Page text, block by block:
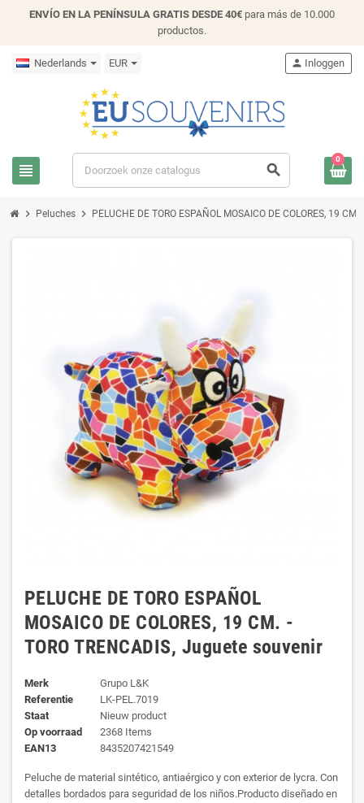
ENVÍO EN LA PENÍNSULA GRATIS DESDE 40€ para más de 10.000
productos.
Nederlands EUR
view_headline search
person Inloggen
0
chevron_right Peluches chevron_right PELUCHE DE TORO ESPAÑOL MOSAICO DE COLORES, 19
PELUCHE DE TORO ESPAÑOL
MOSAICO DE COLORES, 19 CM. -
TORO TRENCADIS, Juguete souvenir
Merk
Grupo L&K
Referentie
LK-PEL.7019
Staat
Nieuw product
Op voorraad
2368 Items
EAN13
8435207421549
Peluche de material sintético, antiaérgico y con exterior de lycra. Con
detalles bordados para seguridad de los niños.Producto diseñado en